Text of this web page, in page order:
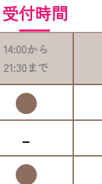
受付時間
14:00から
21:30まで
●
-
●